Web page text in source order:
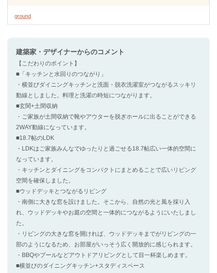
ground
建築家・デザイナーからのコメント
【こだわりのポイント】
■「キッチンと水回りのつながり」
・横並びダイニングキッチンと洗面・脱衣洗濯室がつながるスッキリ
動線としました。料理と洗濯の時短につながります。
■玄関+土間収納
・ご家族が土間収納で靴やアウターを脱ぎホールに出ることができる
2WAY動線になっています。
■18.7帖のLDK
・LDKはご家族みんなでゆったりと過ごせる18.7帖広い一体的空間に
なっています。
・キッチンとダイニングをコンパクトにまとめることで広いリビング
空間を確保しました。
■ウッドデッキとつながるリビング
・南側に大きな窓を設けました。そこから、自然の光と風を採り入
れ、ウッドデッキやお庭の空間と一体的につながるようにいたしまし
た。
・リビングの大きな窓を開ければ、ウッドデッキまでがリビングの一
部のようになるため、お部屋がいっそう広く開放的に感じられます。
・BBQやプールなどアウトドアリビングとして目一杯楽しめます。
■横並びのダイニングキッチン+スタディスペース